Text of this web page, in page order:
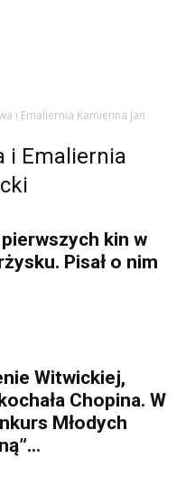
i Emaliernia Kamienna Jan
i Emaliernia
kin w
Pisał o nim
Witwickiej,
Chopina. W
Młodych